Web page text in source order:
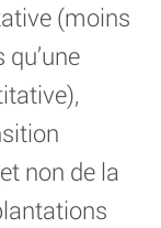
(moins
non de la